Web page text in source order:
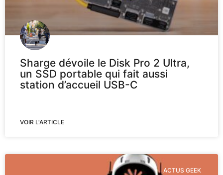
Sharge dévoile le Disk Pro 2 Ultra,
un SSD portable qui fait aussi
station d’accueil USB-C
VOIR L'ARTICLE
ACTUS GEEK